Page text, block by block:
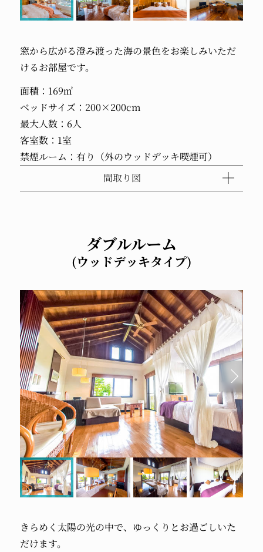
窓から広がる澄み渡った海の景色をお楽しみいただ
けるお部屋です。
面積：169㎡
ベッドサイズ：200×200cm
最大人数：6人
客室数：1室
禁煙ルーム：有り（外のウッドデッキ喫煙可）
間取り図
ダブルルーム
(ウッドデッキタイプ)
きらめく太陽の光の中で、ゆっくりとお過ごしいた
だけます。